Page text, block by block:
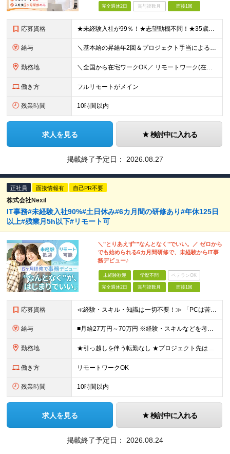
完全週休2日 賞与複数月 面接1回
応募資格 ★未経験入社が99％！★志望動機不問！★35歳以下（長期キャリア形成のため） ■職種・業界経験不問、第二新卒大歓迎！ ■学歴不問 ≪1つでも当てはまる方にピッタリです≫ ★ChatGPTやAIなど
給与 ＼基本給の昇給年2回＆プロジェクト手当による昇給年12回！！／ 【未経験者の場合】 月給26万円～50万円＋プロジェクト手当＋資格手当 ★スキルや経験を考慮の上、優遇します ★上記給与には固定残業
勤務地 ＼全国から在宅ワークOK／ リモートワーク(在宅勤務)or東京23区、大阪のお客様先での勤務 ★転勤はありません ★希望をもとに配属先を決定します ★リモートワーク率5割強 ★フルリモートの場合は通
働き方 フルリモートがメイン
残業時間 10時間以内
求人を見る 検討中に入れる
掲載終了予定日： 2026.08.27
正社員 面接情報有 自己PR不要
株式会社Nexil
IT事務#未経験入社90%#土日休み#6カ月間の研修あり#年休125日
以上#残業月5h以下#リモート可
＼"とりあえず""なんとなく"でいい。／ ゼロから
でも始められる6カ月間研修で、未経験からIT事
務デビュー♪
未経験歓迎 学歴不問 ベテランOK
完全週休2日 賞与複数月 面接1回
応募資格 ≪経験・スキル・知識は一切不要！≫ 「PCは苦手」「なんとなくIT」 ――そんな状態からのスタートで大丈夫です。 【応募条件】 ■業界・職種未経験OK ■第二新卒・既卒・フリーターの方も歓迎 ■学歴
給与 ■月給27万円～70万円 ※経験・スキルなどを考慮して決定します。 ※上記金額には固定残業代（月15時間相当分／26,300円～73,500円）を含みます。 超過分は別途支給します。 ★最大200万
勤務地 ★引っ越しを伴う転勤なし ★プロジェクト先は希望やスキルを考慮して決定 本社もしくは東京23区を中心とした 神奈川・千葉・埼玉の各プロジェクト先の勤務となります。 【東京本社】 東京都渋谷区渋谷2
働き方 リモートワークOK
残業時間 10時間以内
求人を見る 検討中に入れる
掲載終了予定日： 2026.08.24